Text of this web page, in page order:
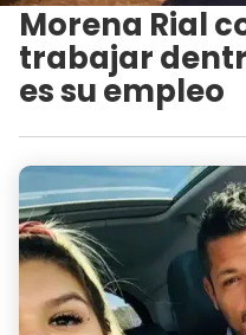
Morena Rial
trabajar
es su empleo